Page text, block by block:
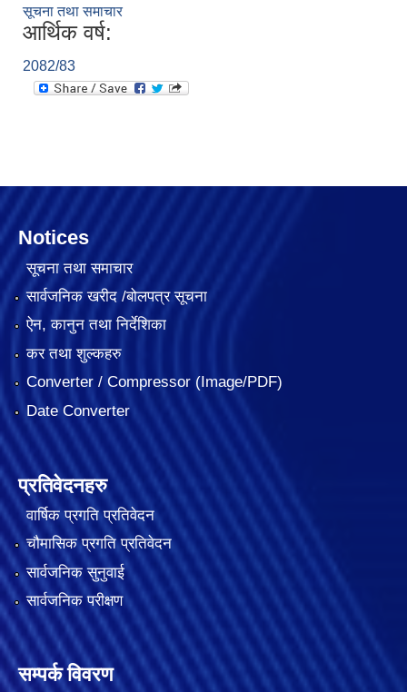
सूचना तथा समाचार
आर्थिक वर्ष:
2082/83
Notices
सूचना तथा समाचार
सार्वजनिक खरीद /बोलपत्र सूचना
ऐन, कानुन तथा निर्देशिका
कर तथा शुल्कहरु
Converter / Compressor (Image/PDF)
Date Converter
प्रतिवेदनहरु
वार्षिक प्रगति प्रतिवेदन
चौमासिक प्रगति प्रतिवेदन
सार्वजनिक सुनुवाई
सार्वजनिक परीक्षण
सम्पर्क विवरण